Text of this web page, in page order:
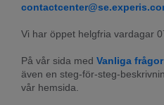
Vi har öppet helgfria vardagar
På vår sida med Vanliga frågor
även en steg-för-steg-
vår hemsida.